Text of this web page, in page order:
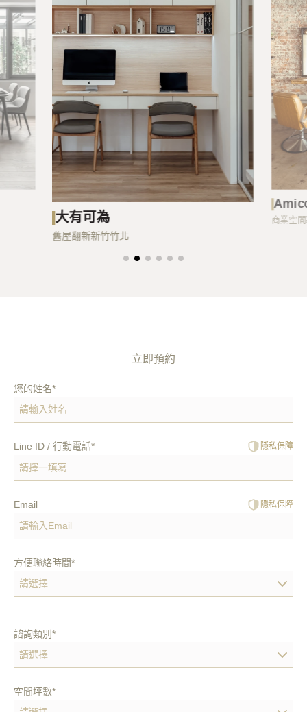
Amico髮廊
商業空間新竹市
談香
全新成
立即預約
您的姓名*
Line ID / 行動電話* 隱私保障
Email 隱私保障
方便聯絡時間*
諮詢類別*
空間坪數*